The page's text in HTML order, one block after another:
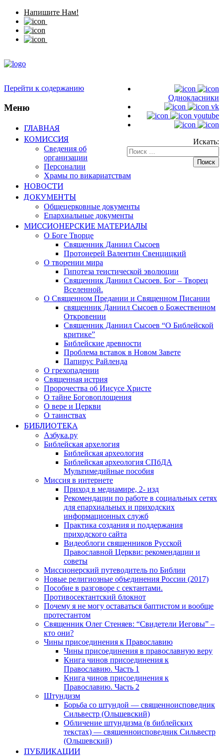
Напишите Нам!
Однокласники
vk
youtube
Искать:
Перейти к содержанию
Меню
ГЛАВНАЯ
КОМИССИЯ
Сведения об
организации
Персоналии
Храмы по викариатствам
НОВОСТИ
ДОКУМЕНТЫ
Общецерковные документы
Епархиальные документы
МИССИОНЕРСКИЕ МАТЕРИАЛЫ
О Боге Творце
Священник Даниил Сысоев
Протоиерей Валентин Свенцицкий
О творении мира
Гипотеза теистической эволюции
Священник Даниил Сысоев. Бог – Творец
Вселенной.
О Священном Предании и Священном Писании
священник Даниил Сысоев о Божественном
Откровении
Священник Даниил Сысоев “О Библейской
критике”
Библейские древности
Проблема вставок в Новом Завете
Папирус Райленда
О грехопадении
Священная истрия
Пророчества об Иисусе Христе
О тайне Боговоплощения
О вере и Церкви
О таинствах
БИБЛИОТЕКА
Азбука.ру
Библейская архелогия
Библейская археология
Библейская археология СПбДА
Мультимедийные пособия
Миссия в интернете
Приход в медиамире, 2- изд
Рекомендации по работе в социальных сетях
для епархиальных и приходских
информационных служб
Практика создания и поддержания
приходского сайта
Видеоблоги священников Русской
Православной Церкви: рекомендации и
советы
Миссионерский путеводитель по Библии
Новые религиозные объединения России (2017)
Пособие в разговоре с сектантами.
Противосектантский блокнот
Почему я не могу оставаться баптистом и вообще
протестантом
Священник Олег Стеняев: “Свидетели Иеговы” –
кто они?
Чины присоединения к Православию
Чины присоединения в православную веру
Книга чинов присоединения к
Православию. Часть 1
Книга чинов присоединения к
Православию. Часть 2
Штундизм
Борьба со штундой — священноисповедник
Сильвестр (Ольшевский)
Обличение штундизма (в библейских
текстах) — священноисповедник Сильвестр
(Ольшевский)
ПУБЛИКАЦИИ